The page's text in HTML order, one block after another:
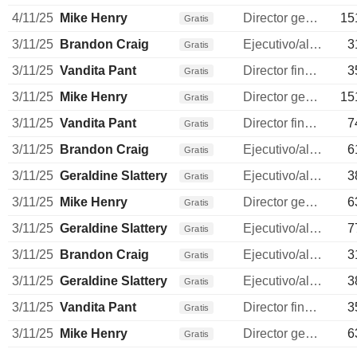
4/11/25
Mike Henry Gratis Director general
3/11/25
Brandon Craig Gratis Ejecutivo/alto directivo
3/11/25 Vandita Pant Gratis Director financiero
3/11/25
Mike Henry Gratis Director general
3/11/25 Vandita Pant Gratis Director financiero
3/11/25
Brandon Craig Gratis Ejecutivo/alto directivo
3/11/25 Geraldine Slattery Gratis Ejecutivo/alto directivo
3/11/25
Mike Henry Gratis Director general
3/11/25 Geraldine Slattery Gratis Ejecutivo/alto directivo
3/11/25
Brandon Craig Gratis Ejecutivo/alto directivo
3/11/25 Geraldine Slattery Gratis Ejecutivo/alto directivo
3/11/25 Vandita Pant Gratis Director financiero
3/11/25
Mike Henry Gratis Director general